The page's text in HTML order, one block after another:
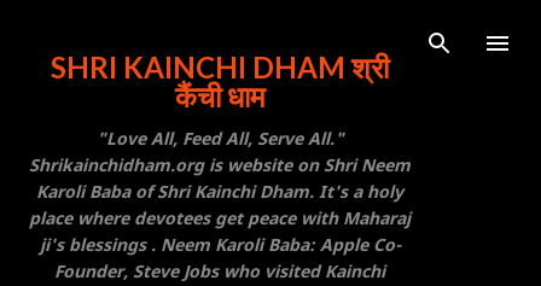
SHRI KAINCHI DHAM श्री
कैंची धाम
"Love All, Feed All, Serve All."
Shrikainchidham.org is website on Shri Neem
Karoli Baba of Shri Kainchi Dham. It's a holy
place where devotees get peace with Maharaj
ji's blessings . Neem Karoli Baba: Apple Co-
Founder, Steve Jobs who visited Kainchi